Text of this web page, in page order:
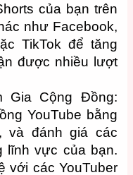
của bạn trên
như Facebook,
TikTok để tăng
được nhiều lượt
Gia Cộng Đồng:
YouTube bằng
và đánh giá các
lĩnh vực của bạn.
với các YouTuber